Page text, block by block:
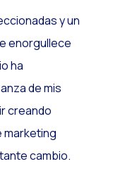
y un
enorgullece
ha
de mis
creando
marketing
cambio.